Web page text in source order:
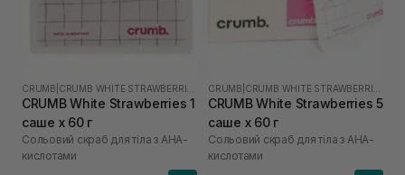
CRUMB
CRUMB White Strawberries 1
саше х 60 г
Сольовий скраб для тіла з AHA-
кислотами
CRUMB
CRUMB White Strawberries 5
саше х 60 г
Сольовий скраб для тіла з AHA-
кислотами